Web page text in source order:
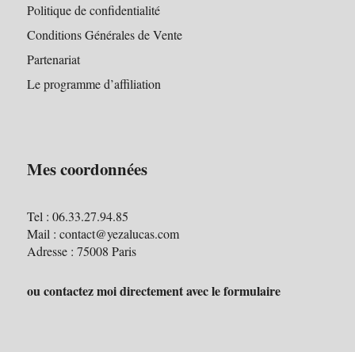
Politique de confidentialité
Conditions Générales de Vente
Partenariat
Le programme d’affiliation
Mes coordonnées
Tel : 06.33.27.94.85
Mail : contact@yezalucas.com
Adresse : 75008 Paris
ou contactez moi directement avec le formulaire